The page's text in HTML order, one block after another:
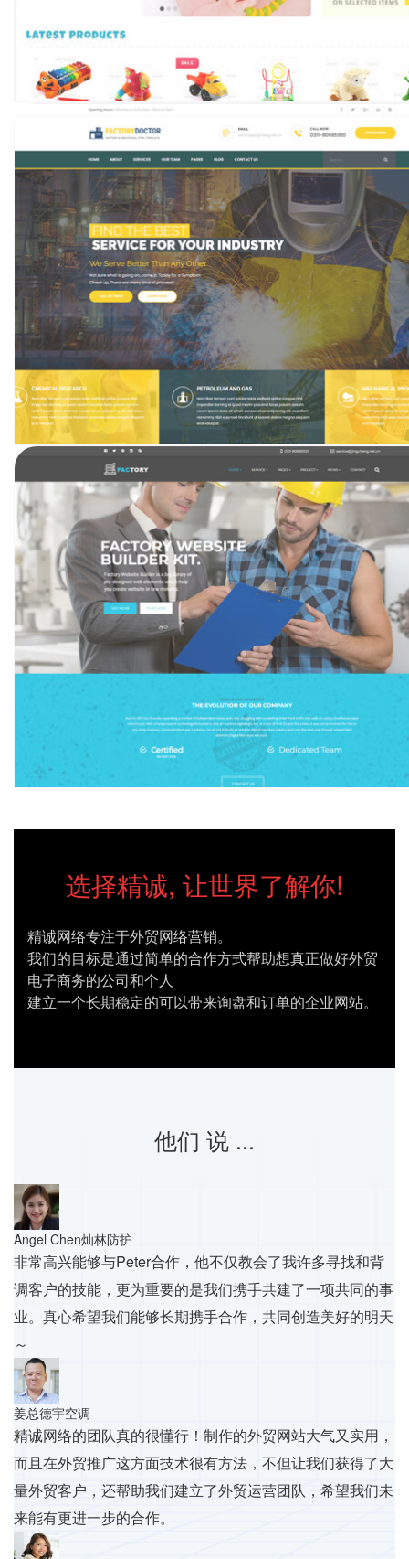
选择精诚, 让世界了解你!
精诚网络专注于外贸网络营销。
我们的目标是通过简单的合作方式帮助想真正做好外贸
电子商务的公司和个人
建立一个长期稳定的可以带来询盘和订单的企业网站。
他们 说 ...
Angel Chen灿林防护
非常高兴能够与Peter合作，他不仅教会了我许多寻找和背
调客户的技能，更为重要的是我们携手共建了一项共同的事
业。真心希望我们能够长期携手合作，共同创造美好的明天
～
姜总德宇空调
精诚网络的团队真的很懂行！制作的外贸网站大气又实用，
而且在外贸推广这方面技术很有方法，不但让我们获得了大
量外贸客户，还帮助我们建立了外贸运营团队，希望我们未
来能有更进一步的合作。